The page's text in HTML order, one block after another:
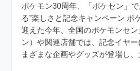
ポケモン30周年、「ポケセン」で
る”楽しさと記念キャンペーン ポ
迎えた今年、全国のポケモンセ
ン）や関連店舗では、記念イヤー
まざまな企画やグッズが登場し